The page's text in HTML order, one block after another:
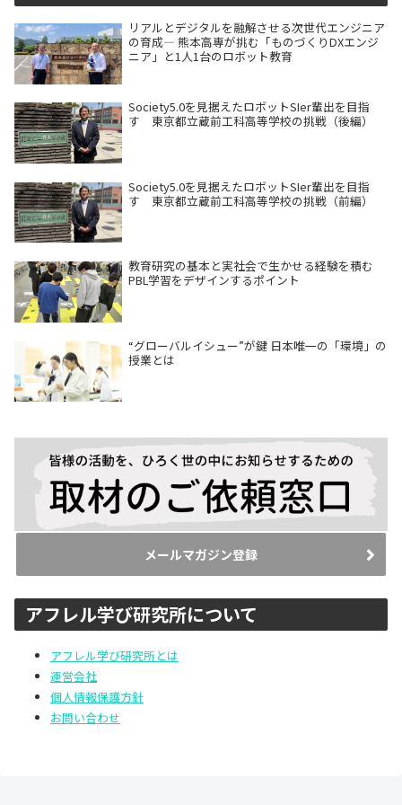
リアルとデジタルを融解させる次世代エンジニア
の育成― 熊本高専が挑む「ものづくりDXエンジ
ニア」と1人1台のロボット教育
Society5.0を見据えたロボットSIer輩出を目指
す 東京都立蔵前工科高等学校の挑戦（後編）
Society5.0を見据えたロボットSIer輩出を目指
す 東京都立蔵前工科高等学校の挑戦（前編）
教育研究の基本と実社会で生かせる経験を積む
PBL学習をデザインするポイント
“グローバルイシュー”が鍵 日本唯一の「環境」の
授業とは
メールマガジン登録
アフレル学び研究所について
アフレル学び研究所とは
運営会社
個人情報保護方針
お問い合わせ